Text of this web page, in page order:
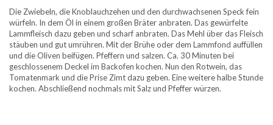
Die Zwiebeln, die Knoblauchzehen und den durchwachsenen Speck fein
würfeln. In dem Öl in einem großen Bräter anbraten. Das gewürfelte
Lammfleisch dazu geben und scharf anbraten. Das Mehl über das Fleisch
stäuben und gut umrühren. Mit der Brühe oder dem Lammfond auffüllen
und die Oliven beifügen. Pfeffern und salzen. Ca. 30 Minuten bei
geschlossenem Deckel im Backofen kochen. Nun den Rotwein, das
Tomatenmark und die Prise Zimt dazu geben. Eine weitere halbe Stunde
kochen. Abschließend nochmals mit Salz und Pfeffer würzen.